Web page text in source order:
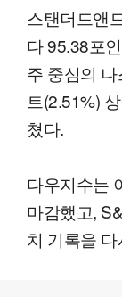
스탠더드앤
다 95.38포
주 중심의
트(2.51%)
쳤다.
다우지수는
마감했고,
치 기록을